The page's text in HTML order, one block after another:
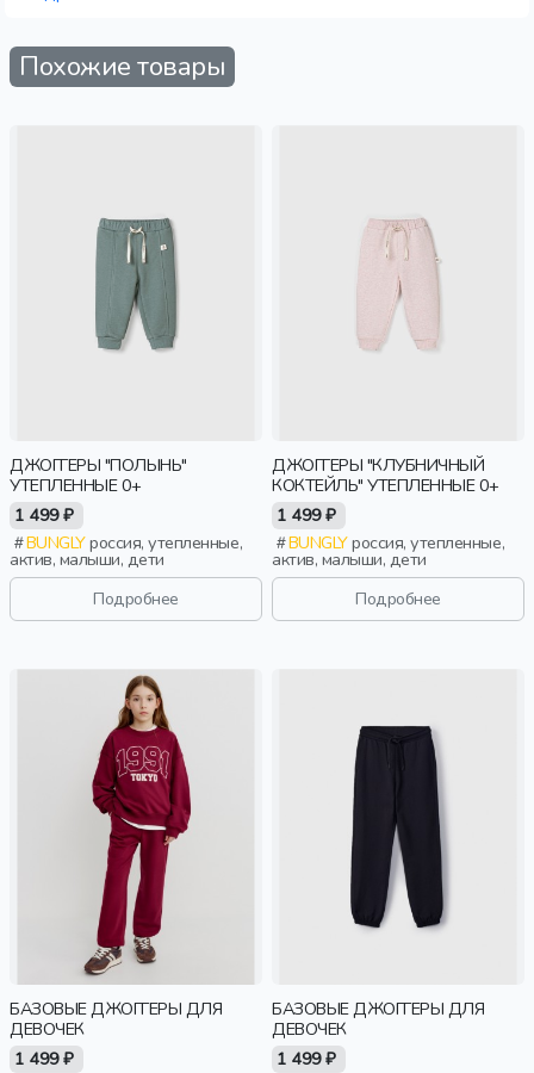
Похожие товары
ДЖОГГЕРЫ "ПОЛЫНЬ"
УТЕПЛЕННЫЕ 0+
1 499 ₽
BUNGLYроссия, утепленные,
актив, малыши, дети
Подробнее
ДЖОГГЕРЫ "КЛУБНИЧНЫЙ
КОКТЕЙЛЬ" УТЕПЛЕННЫЕ 0+
1 499 ₽
BUNGLYроссия, утепленные,
актив, малыши, дети
Подробнее
БАЗОВЫЕ ДЖОГГЕРЫ ДЛЯ
ДЕВОЧЕК
1 499 ₽
БАЗОВЫЕ ДЖОГГЕРЫ ДЛЯ
ДЕВОЧЕК
1 499 ₽